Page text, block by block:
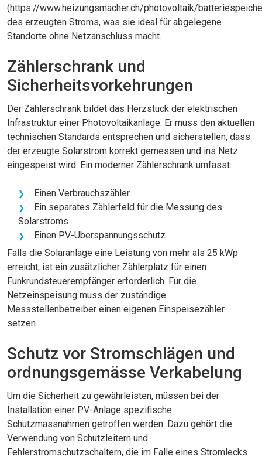
(https://www.heizungsmacher.ch/photovoltaik/
des erzeugten Stroms, was sie ideal für abgelegene
Standorte ohne Netzanschluss macht.
Zählerschrank und
Sicherheitsvorkehrungen
Der Zählerschrank bildet das Herzstück der elektrischen
Infrastruktur einer Photovoltaikanlage. Er muss den aktuellen
technischen Standards entsprechen und sicherstellen, dass
der erzeugte Solarstrom korrekt gemessen und ins Netz
eingespeist wird. Ein moderner Zählerschrank umfasst:
Einen Verbrauchszähler
Ein separates Zählerfeld für die Messung des
Solarstroms
Einen PV-Überspannungsschutz
Falls die Solaranlage eine Leistung von mehr als 25 kWp
erreicht, ist ein zusätzlicher Zählerplatz für einen
Funkrundsteuerempfänger erforderlich. Für die
Netzeinspeisung muss der zuständige
Messstellenbetreiber einen eigenen Einspeisezähler
setzen.
Schutz vor Stromschlägen und
ordnungsgemässe Verkabelung
Um die Sicherheit zu gewährleisten, müssen bei der
Installation einer PV-Anlage spezifische
Schutzmassnahmen getroffen werden. Dazu gehört die
Verwendung von Schutzleitern und
Fehlerstromschutzschaltern, die im Falle eines Stromlecks